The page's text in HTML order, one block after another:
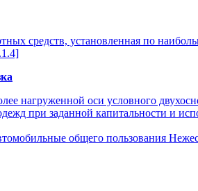
средств, установленная по
нагруженной оси условного
при заданной капитальности и
общего пользования